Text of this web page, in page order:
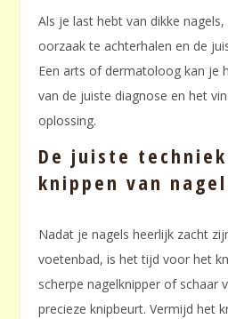
Als je last hebt van dikke
oorzaak te achterhalen en de
Een arts of dermatoloog kan je
van de juiste diagnose en het
oplossing.
De juiste
knippen van
Nadat je nagels heerlijk zacht
voetenbad, is het tijd voor het
scherpe nagelknipper of schaar
precieze knipbeurt. Vermijd het